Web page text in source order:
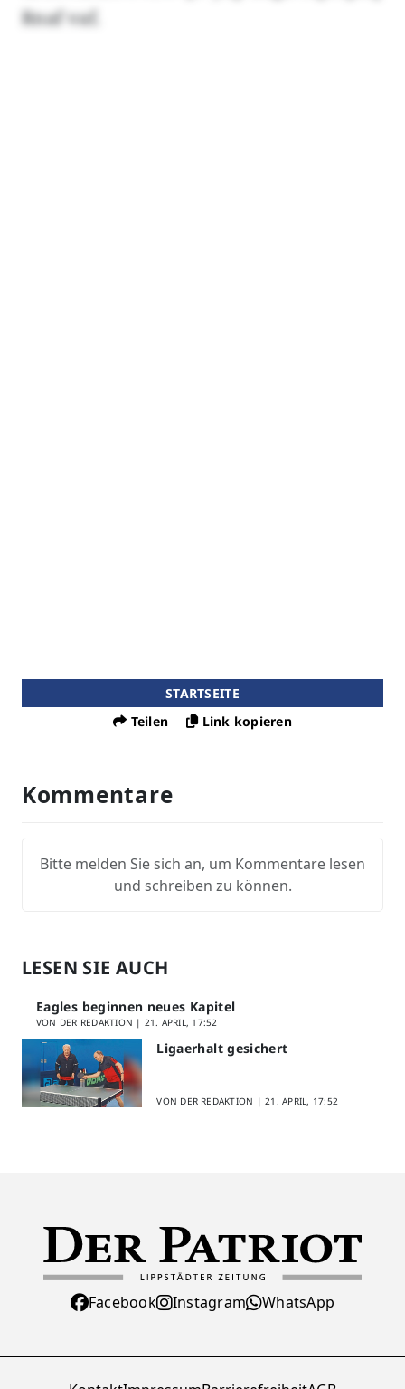
Rnaf vaf.
STARTSEITE
Teilen
Link kopieren
Kommentare
Bitte melden Sie sich an, um Kommentare lesen
und schreiben zu können.
LESEN SIE AUCH
Eagles beginnen neues Kapitel
VON DER REDAKTION | 21. APRIL, 17:52
Ligaerhalt gesichert
VON DER REDAKTION |21. APRIL, 17:52
Facebook Instagram WhatsApp